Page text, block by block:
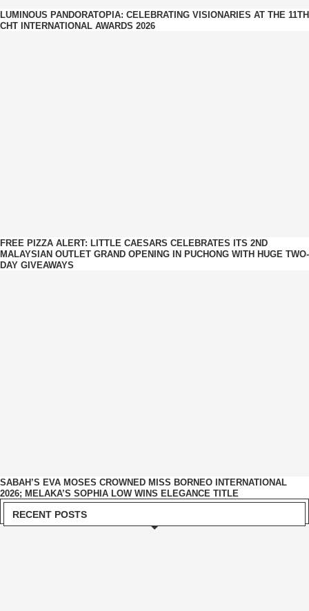
LUMINOUS PANDORATOPIA: CELEBRATING VISIONARIES AT THE 11TH
CHT INTERNATIONAL AWARDS 2026
FREE PIZZA ALERT: LITTLE CAESARS CELEBRATES ITS 2ND
MALAYSIAN OUTLET GRAND OPENING IN PUCHONG WITH HUGE TWO-
DAY GIVEAWAYS
SABAH’S EVA MOSES CROWNED MISS BORNEO INTERNATIONAL
2026; MELAKA’S SOPHIA LOW WINS ELEGANCE TITLE
RECENT POSTS